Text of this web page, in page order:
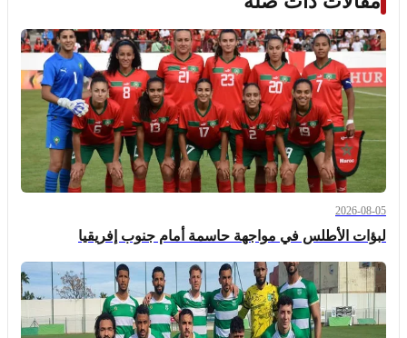
2026-08-05
لبؤات الأطلس في مواجهة حاسمة أمام جنوب إفريقيا